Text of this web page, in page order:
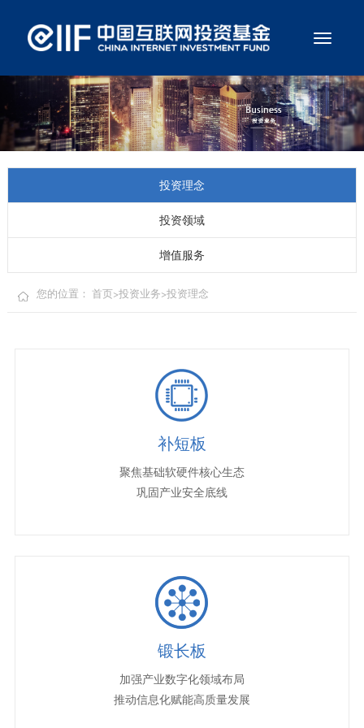
切
航
投资理念
投资领域
增值服务
您的位置： 首页>投资业务>投资理念
补短板
聚焦基础软硬件核心生态
巩固产业安全底线
锻长板
加强产业数字化领域布局
推动信息化赋能高质量发展